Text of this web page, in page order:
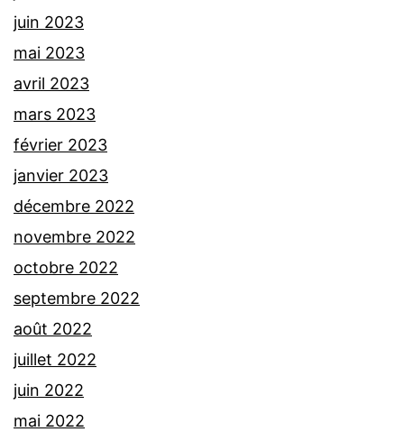
juin 2023
mai 2023
avril 2023
mars 2023
février 2023
janvier 2023
décembre 2022
novembre 2022
octobre 2022
septembre 2022
août 2022
juillet 2022
juin 2022
mai 2022